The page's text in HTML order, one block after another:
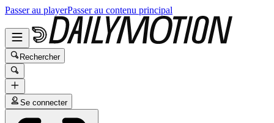
Passer au playerPasser au contenu principal
Rechercher
Se connecter